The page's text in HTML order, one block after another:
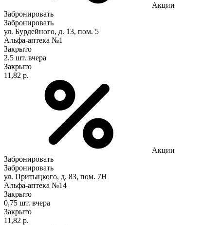
Акции
Забронировать
Забронировать
ул. Бурдейного, д. 13, пом. 5
Альфа-аптека №1
Закрыто
2,5 шт. вчера
Закрыто
11,82 р.
Акции
Забронировать
Забронировать
ул. Притыцкого, д. 83, пом. 7Н
Альфа-аптека №14
Закрыто
0,75 шт. вчера
Закрыто
11,82 р.